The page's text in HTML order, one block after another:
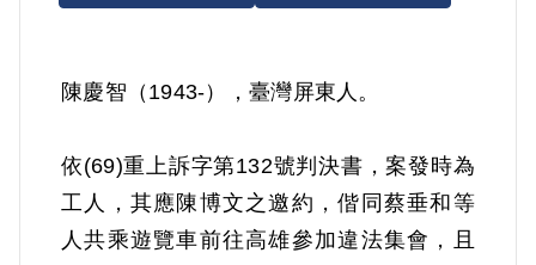
陳慶智（1943-），臺灣屏東人。
依(69)重上訴字第132號判決書，案發時為
工人，其應陳博文之邀約，偕同蔡垂和等
人共乘遊覽車前往高雄參加違法集會，且